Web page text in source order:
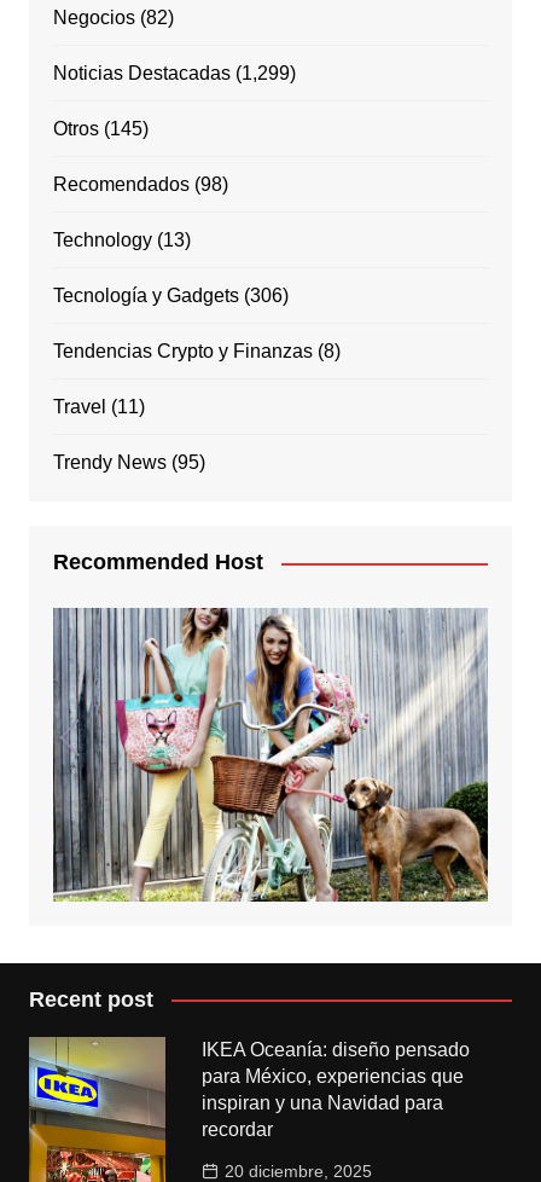
Negocios(82)
Noticias Destacadas(1,299)
Otros(145)
Recomendados(98)
Technology(13)
Tecnología y Gadgets(306)
Tendencias Crypto y Finanzas(8)
Travel (11)
Trendy News(95)
Recommended Host
Recent post
IKEA Oceanía: diseño pensado
para México, experiencias que
inspiran y una Navidad para
recordar
20 diciembre, 2025